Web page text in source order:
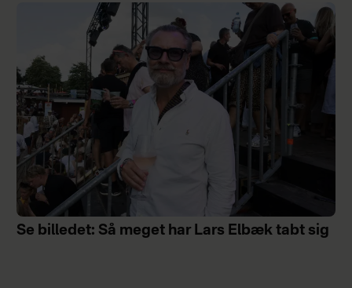
Se billedet: Så meget har Lars Elbæk tabt sig